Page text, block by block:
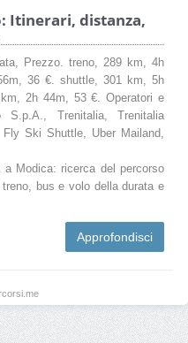
Itinerari, distanza,
Prezzo. treno, 289 km, 4h
36 €. shuttle, 301 km, 5h
2h 44m, 53 €. Operatori e
S.p.A., Trenitalia, Trenitalia
Ski Shuttle, Uber Mailand,
a Modica: ricerca del percorso
bus e volo della durata e
Approfondisci